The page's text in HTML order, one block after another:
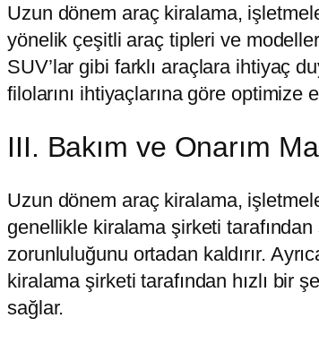
Uzun dönem araç kiralama,
yönelik çeşitli araç tipleri ve
SUV’lar gibi farklı araçlara ihtiyaç
filolarını ihtiyaçlarına göre optimize
III. Bakım ve Onarım
Uzun dönem araç kiralama,
genellikle kiralama şirketi
zorunluluğunu ortadan kaldırır.
kiralama şirketi tarafından hızlı bir
sağlar.